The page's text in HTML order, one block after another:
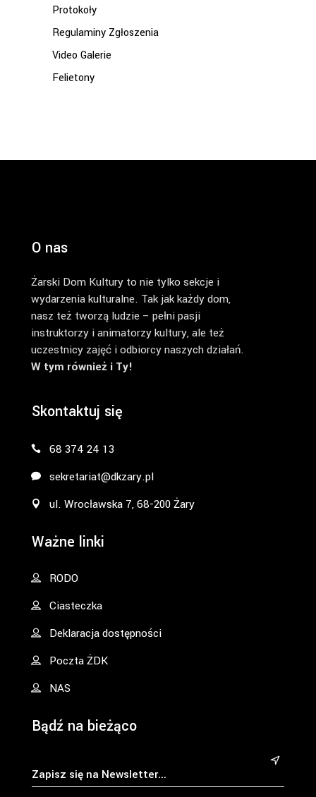
Protokoły
Regulaminy Zgłoszenia
Video Galerie
Felietony
O nas
Żarski Dom Kultury to nie tylko sekcje i
wydarzenia kulturalne. Tak jak każdy dom,
nasz też tworzą ludzie – pełni pasji
instruktorzy i animatorzy kultury, ale też
uczestnicy zajęć i odbiorcy naszych działań.
W tym również i Ty!
Skontaktuj się
68 374 24 13
sekretariat@dkzary.pl
ul. Wrocławska 7, 68-200 Żary
Ważne linki
RODO
Ciasteczka
Deklaracja dostępności
Poczta ŻDK
NAS
Bądź na bieżąco
&